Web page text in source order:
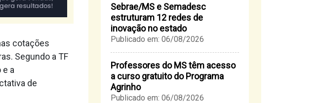
cotações
Segundo a TF
e a
de
Sebrae/MS e Semadesc
estruturam 12 redes de
inovação no estado
Publicado em: 06/08/2026
Professores do MS têm acesso
a curso gratuito do Programa
Agrinho
Publicado em: 06/08/2026